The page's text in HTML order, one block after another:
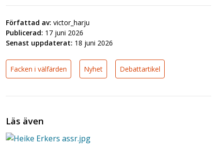
Författad av: victor_harju
Publicerad: 17 juni 2026
Senast uppdaterat: 18 juni 2026
Facken i välfärden Nyhet Debattartikel
Läs även